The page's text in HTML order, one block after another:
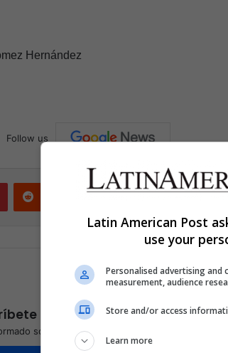
Hernández
Follow us
Print
a nuestra lista de correos
sobre lo que está pasando en Latinoamérica
Latin American Post
use your
Personalised advertising
measurement, audience
Store and/or access
Learn more